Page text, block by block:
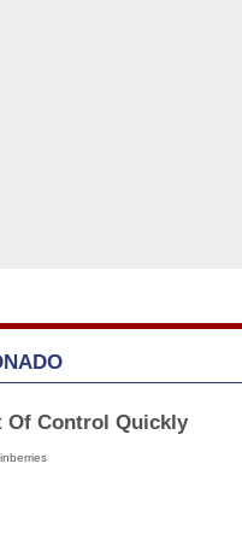
Of Control Quickly